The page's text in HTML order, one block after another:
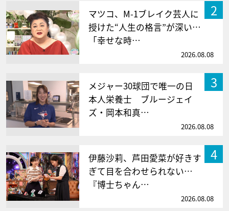
2
マツコ、M-1ブレイク芸人に
授けた“人生の格言”が深い…
「幸せな時…
2026.08.08
3
メジャー30球団で唯一の日
本人栄養士 ブルージェイ
ズ・岡本和真…
2026.08.08
4
伊藤沙莉、芦田愛菜が好きす
ぎて目を合わせられない…
『博士ちゃん…
2026.08.08